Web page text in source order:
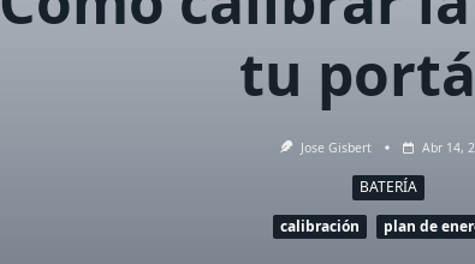
tu
Jose Gisbert Abr 14,
BATERÍA
calibración
plan de